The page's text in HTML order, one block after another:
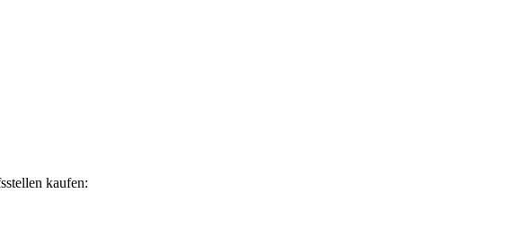
kaufen: